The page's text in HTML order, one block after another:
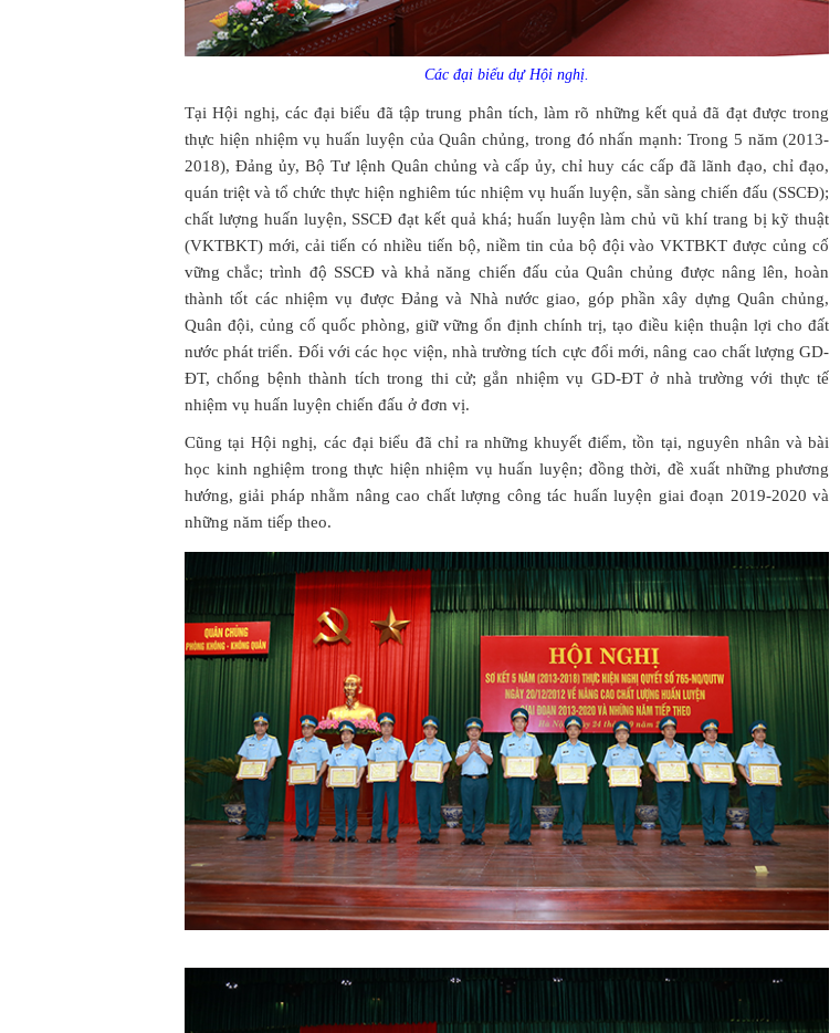
Các đại biểu dự Hội nghị.
Tại Hội nghị, các đại biểu đã tập trung phân tích, làm rõ những kết quả đã đạt được trong
thực hiện nhiệm vụ huấn luyện của Quân chủng, trong đó nhấn mạnh: Trong 5 năm (2013-
2018), Đảng ủy, Bộ Tư lệnh Quân chủng và cấp ủy, chỉ huy các cấp đã lãnh đạo, chỉ đạo,
quán triệt và tổ chức thực hiện nghiêm túc nhiệm vụ huấn luyện, sẵn sàng chiến đấu (SSCĐ);
chất lượng huấn luyện, SSCĐ đạt kết quả khá; huấn luyện làm chủ vũ khí trang bị kỹ thuật
(VKTBKT) mới, cải tiến có nhiều tiến bộ, niềm tin của bộ đội vào VKTBKT được củng cố
vững chắc; trình độ SSCĐ và khả năng chiến đấu của Quân chủng được nâng lên, hoàn
thành tốt các nhiệm vụ được Đảng và Nhà nước giao, góp phần xây dựng Quân chủng,
Quân đội, củng cố quốc phòng, giữ vững ổn định chính trị, tạo điều kiện thuận lợi cho đất
nước phát triển. Đối với các học viện, nhà trường tích cực đổi mới, nâng cao chất lượng GD-
ĐT, chống bệnh thành tích trong thi cử; gắn nhiệm vụ GD-ĐT ở nhà trường với thực tế
nhiệm vụ huấn luyện chiến đấu ở đơn vị.
Cũng tại Hội nghị, các đại biểu đã chỉ ra những khuyết điểm, tồn tại, nguyên nhân và bài
học kinh nghiệm trong thực hiện nhiệm vụ huấn luyện; đồng thời, đề xuất những phương
hướng, giải pháp nhằm nâng cao chất lượng công tác huấn luyện giai đoạn 2019-2020 và
những năm tiếp theo.